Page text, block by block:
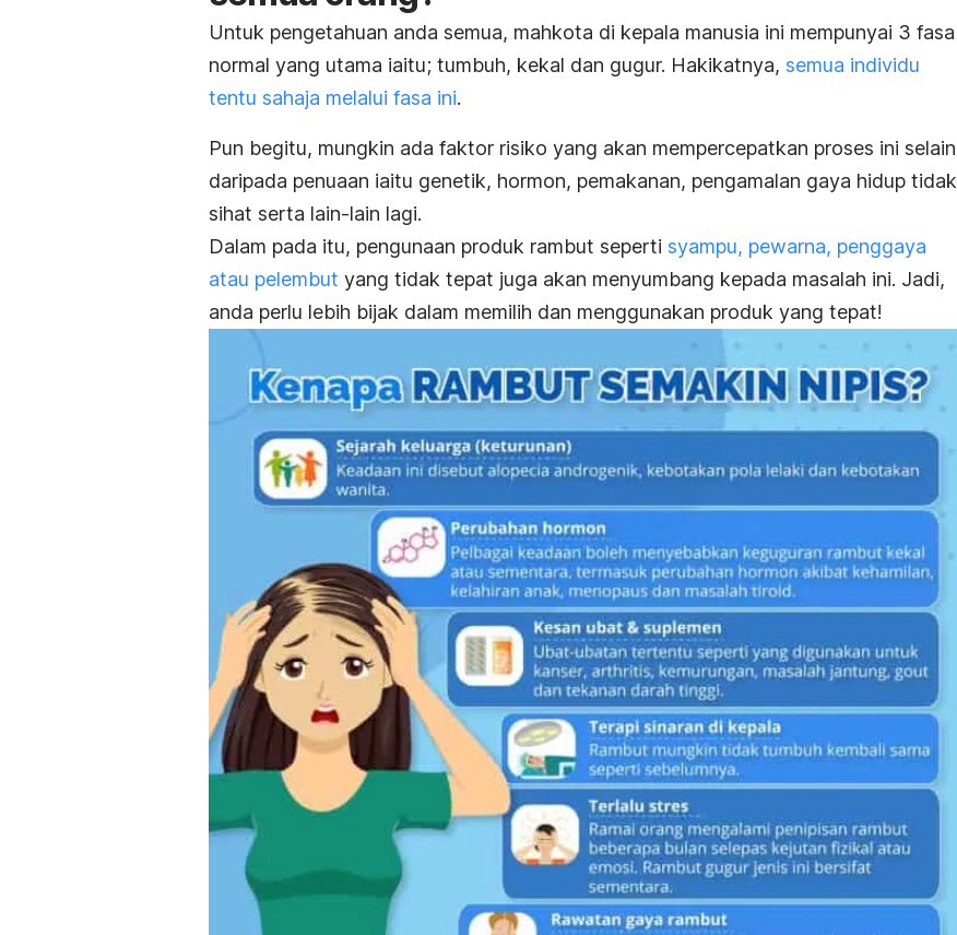
Untuk pengetahuan anda semua, mahkota di kepala manusia ini mempunyai 3 fasa
normal yang utama iaitu; tumbuh, kekal dan gugur. Hakikatnya, semua individu
tentu sahaja melalui fasa ini.
Pun begitu, mungkin ada faktor risiko yang akan mempercepatkan proses ini selain
daripada penuaan iaitu genetik, hormon, pemakanan, pengamalan gaya hidup tidak
sihat serta lain-lain lagi.
Dalam pada itu, pengunaan produk rambut seperti syampu, pewarna, penggaya
atau pelembut yang tidak tepat juga akan menyumbang kepada masalah ini. Jadi,
anda perlu lebih bijak dalam memilih dan menggunakan produk yang tepat!